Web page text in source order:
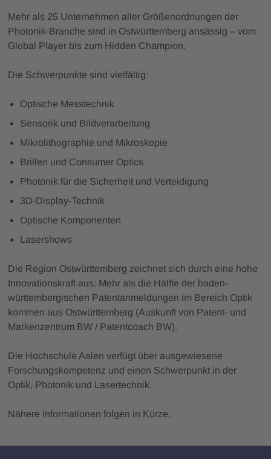
Mehr als 25 Unternehmen aller Größenordnungen der
Photonik-Branche sind in Ostwürttemberg ansässig – vom
Global Player bis zum Hidden Champion.
Die Schwerpunkte sind vielfältig:
Optische Messtechnik
Sensorik und Bildverarbeitung
Mikrolithographie und Mikroskopie
Brillen und Consumer Optics
Photonik für die Sicherheit und Verteidigung
3D-Display-Technik
Optische Komponenten
Lasershows
Die Region Ostwürttemberg zeichnet sich durch eine hohe
Innovationskraft aus: Mehr als die Hälfte der baden-
württembergischen Patentanmeldungen im Bereich Optik
kommen aus Ostwürttemberg (Auskunft von Patent- und
Markenzentrum BW / Patentcoach BW).
Die Hochschule Aalen verfügt über ausgewiesene
Forschungskompetenz und einen Schwerpunkt in der
Optik, Photonik und Lasertechnik.
Nähere Informationen folgen in Kürze.